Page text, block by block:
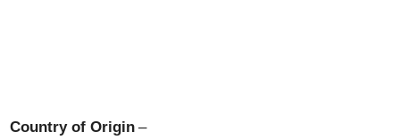
Country of Origin –